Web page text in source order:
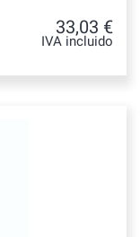
33,03 €
IVA incluido